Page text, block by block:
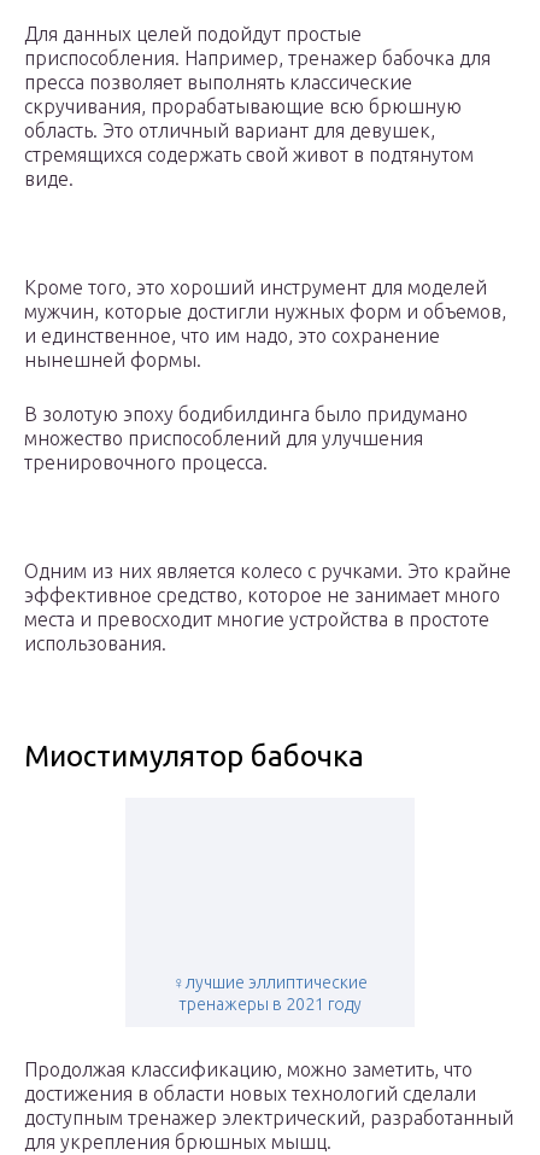
Для данных целей подойдут простые
приспособления. Например, тренажер бабочка для
пресса позволяет выполнять классические
скручивания, прорабатывающие всю брюшную
область. Это отличный вариант для девушек,
стремящихся содержать свой живот в подтянутом
виде.
Кроме того, это хороший инструмент для моделей
мужчин, которые достигли нужных форм и объемов,
и единственное, что им надо, это сохранение
нынешней формы.
В золотую эпоху бодибилдинга было придумано
множество приспособлений для улучшения
тренировочного процесса.
Одним из них является колесо с ручками. Это крайне
эффективное средство, которое не занимает много
места и превосходит многие устройства в простоте
использования.
Миостимулятор бабочка
‍♀️лучшие эллиптические
тренажеры в 2021 году
Продолжая классификацию, можно заметить, что
достижения в области новых технологий сделали
доступным тренажер электрический, разработанный
для укрепления брюшных мышц.